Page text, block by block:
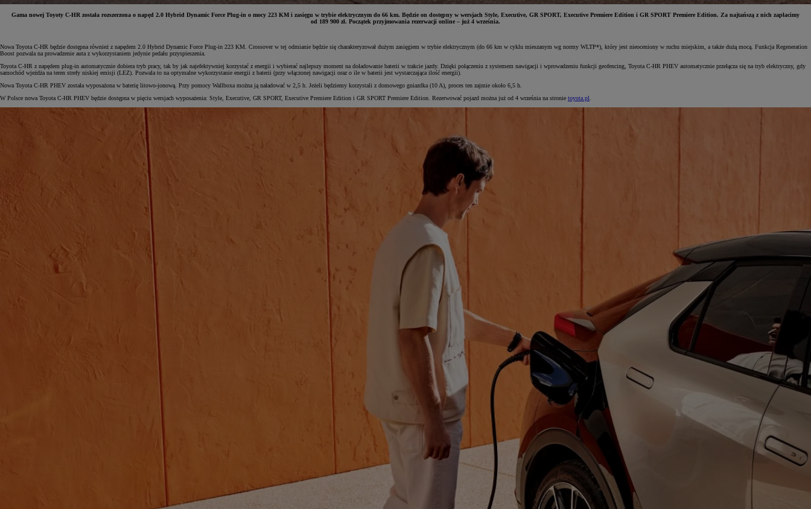
Yaris Cross
HYBRID
Gama nowej Toyoty C-HR została rozszerzona o napęd 2.0 Hybrid Dynamic Force Plug-in o mocy 223 KM i zasięgu w trybie elektrycznym do 66 km. Będzie on dostępny w wersjach Style, Executive, GR SPORT, Executive Premiere Edition i GR SPORT Premiere Edition. Za najtańszą z nich zapłacimy
od 189 900 zł. Początek przyjmowania rezerwacji online – już 4 września.
Nowa Toyota C-HR będzie dostępna również z napędem 2.0 Hybrid Dynamic Force Plug-in 223 KM. Crossover w tej odmianie będzie się charakteryzował dużym zasięgiem w trybie elektrycznym (do 66 km w cyklu mieszanym wg normy WLTP*), który jest nieoceniony w ruchu miejskim, a także dużą mocą. Funkcja Regeneration
Boost pozwala na prowadzenie auta z wykorzystaniem jedynie pedału przyspieszenia.
Toyota C-HR z napędem plug-in automatycznie dobiera tryb pracy, tak by jak najefektywniej korzystać z energii i wybierać najlepszy moment na doładowanie baterii w trakcie jazdy. Dzięki połączeniu z systemem nawigacji i wprowadzeniu funkcji geofencing, Toyota C-HR PHEV automatycznie przełącza się na tryb elektryczny, gdy
samochód wjeżdża na teren strefy niskiej emisji (LEZ). Pozwala to na optymalne wykorzystanie energii z baterii (przy włączonej nawigacji oraz o ile w baterii jest wystarczająca ilość energii).
Nowa Toyota C-HR PHEV została wyposażona w baterię litowo-jonową. Przy pomocy Wallboxa można ją naładować w 2,5 h. Jeżeli będziemy korzystali z domowego gniazdka (10 A), proces ten zajmie około 6,5 h.
W Polsce nowa Toyota C-HR PHEV będzie dostępna w pięciu wersjach wyposażenia: Style, Executive, GR SPORT, Executive Premiere Edition i GR SPORT Premiere Edition. Rezerwować pojazd można już od 4 września na stronie toyota.pl